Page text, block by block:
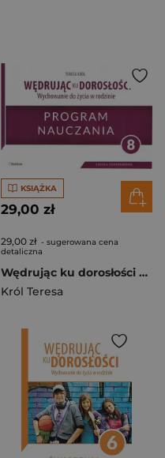
KSIĄŻKA
29,00 zł
29,00 zł - sugerowana cena
detaliczna
Wędrując ku dorosłości Wychowanie do życia w rodzinie 8 Program nauczania
Król Teresa